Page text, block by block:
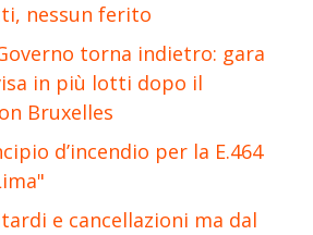
nessun ferito
torna indietro: gara
in più lotti dopo il
Bruxelles
d’incendio per la E.464
e cancellazioni ma dal